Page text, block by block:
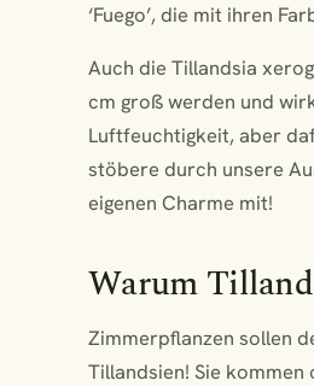
‘Fuego’, die mit ihren
Auch die Tillandsia
cm groß werden und
Luftfeuchtigkeit, aber
stöbere durch unsere
eigenen Charme mit!
Warum
Zimmerpflanzen sollen
Tillandsien! Sie